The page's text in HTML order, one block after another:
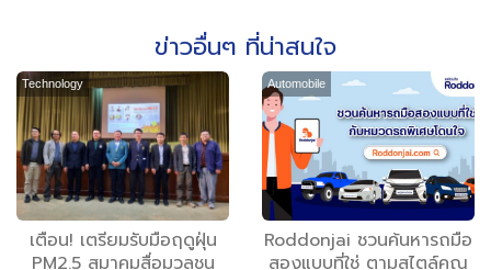
ข่าวอื่นๆ ที่น่าสนใจ
Technology
เตือน! เตรียมรับมือฤดูฝุ่น
PM2.5 สมาคมสื่อมวลชน
Automobile
Roddonjai ชวนค้นหารถมือ
สองแบบที่ใช่ ตามสไตล์คุณ